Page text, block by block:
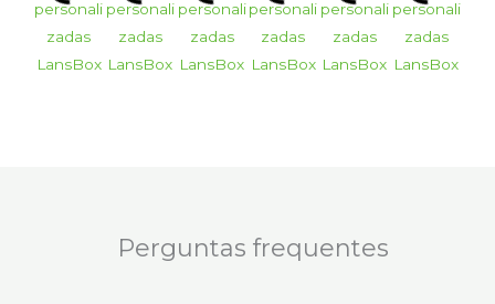
Perguntas frequentes